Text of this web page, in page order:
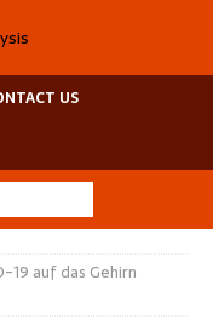
US
19 auf das Gehirn